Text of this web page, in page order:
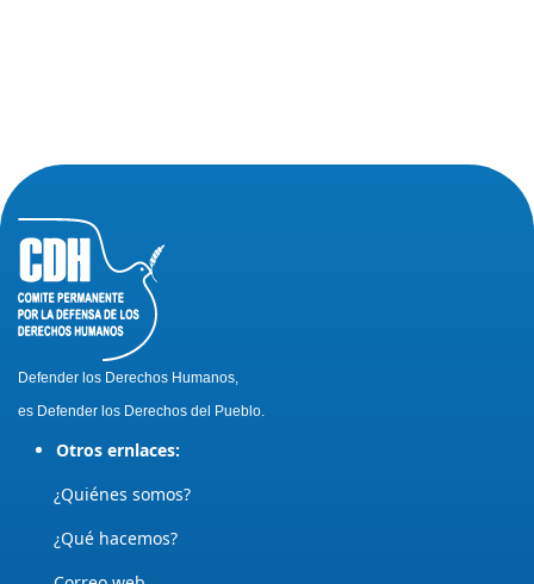
Defender los Derechos Humanos,
es Defender los Derechos del Pueblo.
Otros ernlaces:
¿Quiénes somos?
¿Qué hacemos?